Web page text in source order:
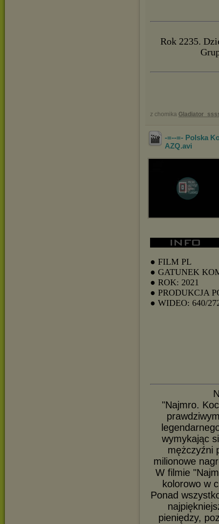
Rok 2235.
z chomika
-=--=- Polska
AZQ.avi
● FILM PL
● GATUNEK
● ROK: 2021
● PRODUKCJA
● WIDEO: 640/
"Najmro.
wymykając
mężczyźni
milionowe
W filmie
kolorowo w
Ponad
pieniędzy,